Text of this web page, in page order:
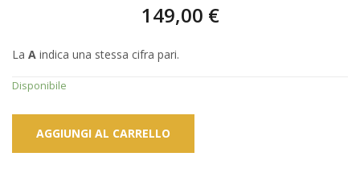
149,00 €
La A indica una stessa cifra pari.
Disponibile
AGGIUNGI AL CARRELLO